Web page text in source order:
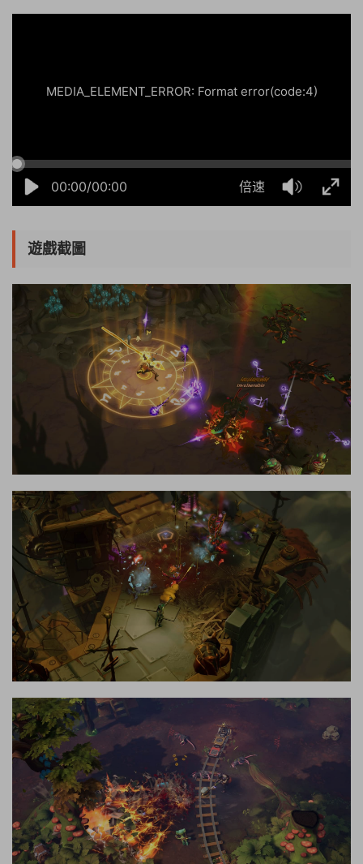
00:00/00:00 倍速
MEDIA_ELEMENT_ERROR: Format error(code:4)
遊戲截圖